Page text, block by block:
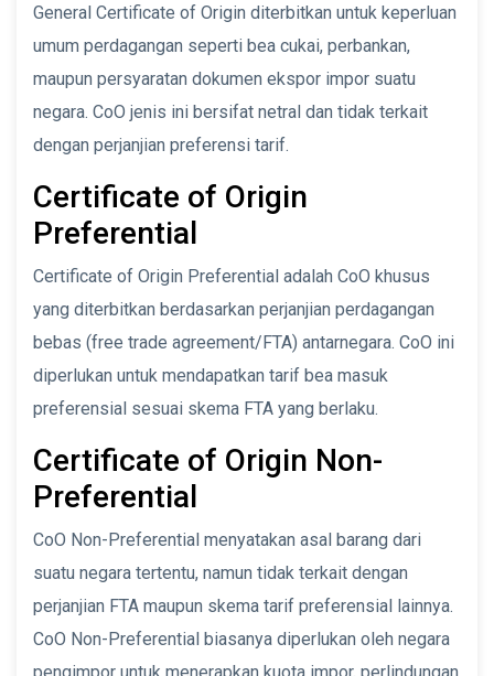
General Certificate of Origin diterbitkan untuk keperluan
umum perdagangan seperti bea cukai, perbankan,
maupun persyaratan dokumen ekspor impor suatu
negara. CoO jenis ini bersifat netral dan tidak terkait
dengan perjanjian preferensi tarif.
Certificate of Origin
Preferential
Certificate of Origin Preferential adalah CoO khusus
yang diterbitkan berdasarkan perjanjian perdagangan
bebas (free trade agreement/FTA) antarnegara. CoO ini
diperlukan untuk mendapatkan tarif bea masuk
preferensial sesuai skema FTA yang berlaku.
Certificate of Origin Non-
Preferential
CoO Non-Preferential menyatakan asal barang dari
suatu negara tertentu, namun tidak terkait dengan
perjanjian FTA maupun skema tarif preferensial lainnya.
CoO Non-Preferential biasanya diperlukan oleh negara